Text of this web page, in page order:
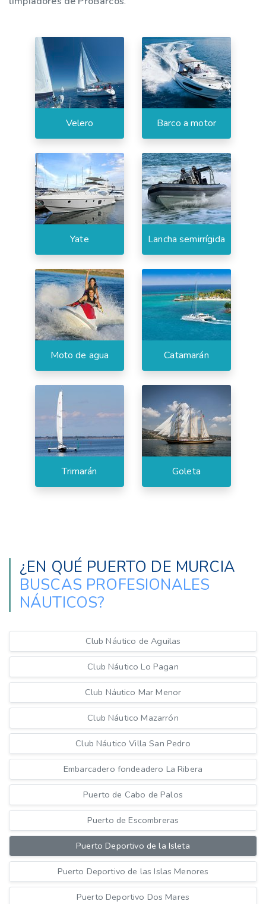
Velero Barco a motor
Yate Lancha semirrígida
Moto de agua Catamarán
Trimarán Goleta
¿EN QUÉ PUERTO DE MURCIA
BUSCAS PROFESIONALES
NÁUTICOS?
Club Náutico de Aguilas
Club Náutico Lo Pagan
Club Náutico Mar Menor
Club Náutico Mazarrón
Club Náutico Villa San Pedro
Embarcadero fondeadero La Ribera
Puerto de Cabo de Palos
Puerto de Escombreras
Puerto Deportivo de la Isleta
Puerto Deportivo de las Islas Menores
Puerto Deportivo Dos Mares